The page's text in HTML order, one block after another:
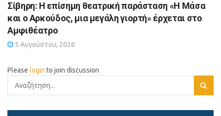
Σίβηρη: Η επίσημη θεατρική παράσταση «Η Μάσα
και ο Αρκούδος, μια μεγάλη γιορτή» έρχεται στο
Αμφιθέατρο
5 Αυγούστου, 2026
Please login to join discussion